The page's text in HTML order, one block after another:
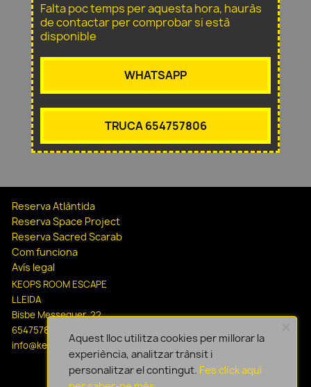
Falta poc temps per aquesta hora, hauràs
de contactar per comprobar si està
disponible
WHATSAPP
TRUCA 654757806
Reserva Atlàntida
Reserva Space Project
Reserva Sacred Scarab
Com funciona
Avís legal
KEOPS ROOM ESCAPE
LLEIDA
Bisbe Messeguer, 22
654757806
info@keopsescapelleida.com
Aquest lloc utilitza cookies per millorar la
experiència, analitzar trànsit i
personalitzar el contingut. Fes click aquí